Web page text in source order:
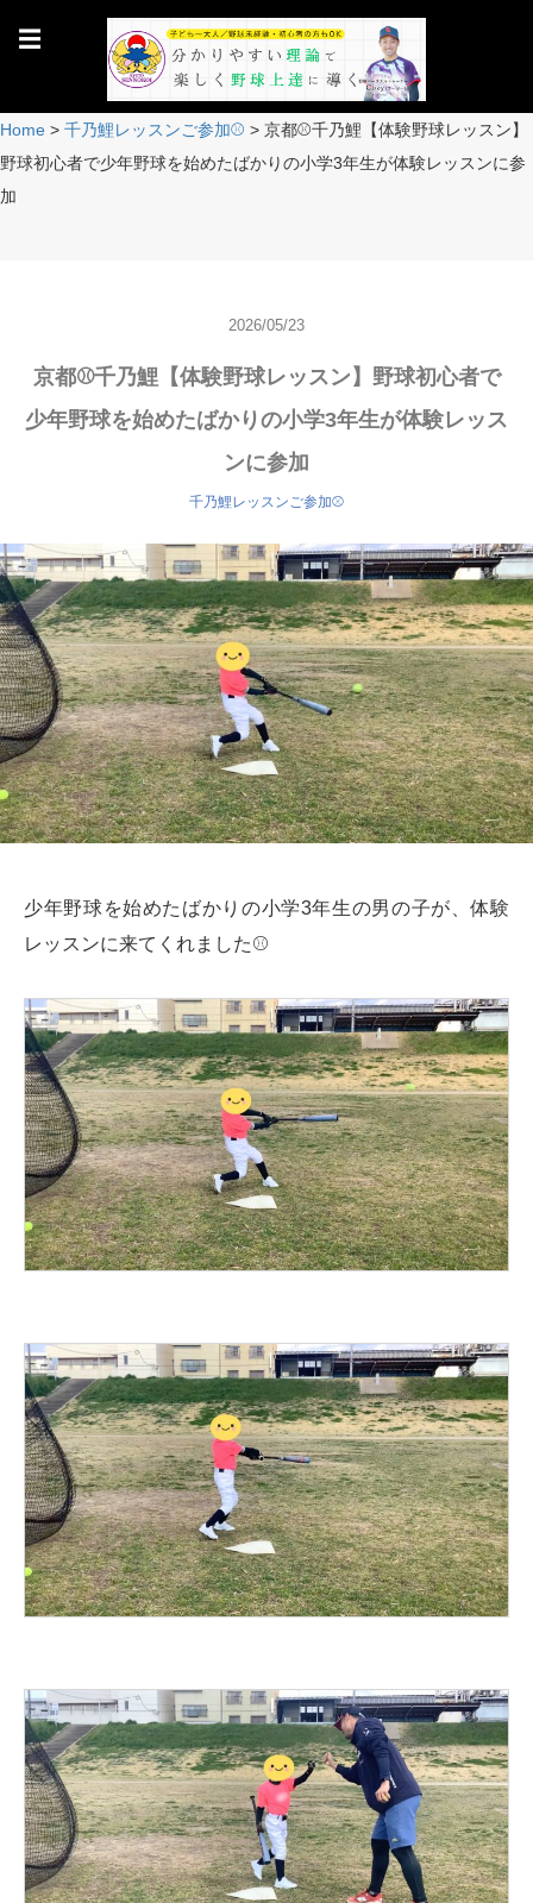
☰
Home > 千乃鯉レッスンご参加⚾️ > 京都⚾️千乃鯉【体験野球レッスン】
野球初心者で少年野球を始めたばかりの小学3年生が体験レッスンに参
加
2026/05/23
京都⚾️千乃鯉【体験野球レッスン】野球初心者で
少年野球を始めたばかりの小学3年生が体験レッス
ンに参加
千乃鯉レッスンご参加⚾️
少年野球を始めたばかりの小学3年生の男の子が、体験
レッスンに来てくれました⚾️